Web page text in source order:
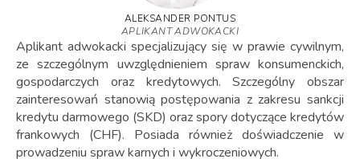
ALEKSANDER PONTUS
APLIKANT ADWOKACKI
Aplikant adwokacki specjalizujący się w prawie cywilnym,
ze szczególnym uwzględnieniem spraw konsumenckich,
gospodarczych oraz kredytowych. Szczególny obszar
zainteresowań stanowią postępowania z zakresu sankcji
kredytu darmowego (SKD) oraz spory dotyczące kredytów
frankowych (CHF). Posiada również doświadczenie w
prowadzeniu spraw karnych i wykroczeniowych.